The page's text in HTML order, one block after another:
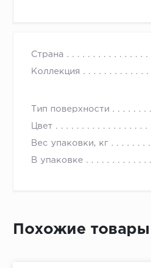
Страна
Коллекция
Тип поверхности
Цвет
Вес упаковки, кг
В упаковке
Достаточно только паспорта
Похожие товары